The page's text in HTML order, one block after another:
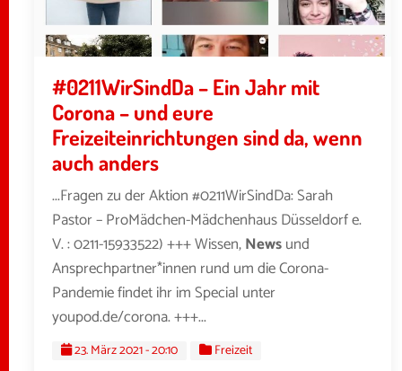
#0211WirSindDa – Ein Jahr mit
Corona – und eure
Freizeiteinrichtungen sind da, wenn
auch anders
...Fragen zu der Aktion #0211WirSindDa: Sarah
Pastor – ProMädchen-Mädchenhaus Düsseldorf e.
V. : 0211-15933522) +++ Wissen,Newsund
Ansprechpartner*innen rund um die Corona-
Pandemie findet ihr im Special unter
youpod.de/corona. +++...
23. März 2021 - 20:10 Freizeit